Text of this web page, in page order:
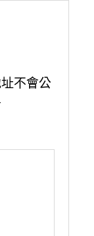
不會公